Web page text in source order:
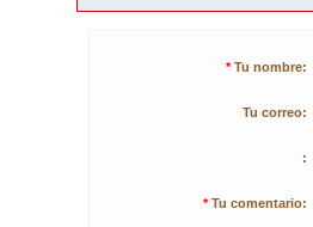
* Tu nombre:
Tu correo:
:
* Tu comentario: